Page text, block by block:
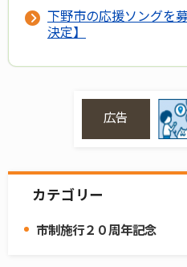
下野市の応援ソングを
決定】
広告
カテゴリー
市制施行２０周年記念